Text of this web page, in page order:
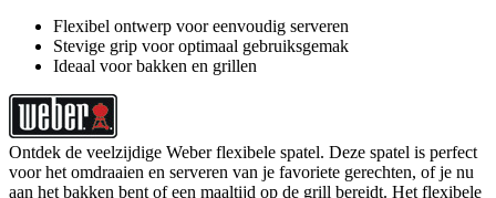
Flexibel ontwerp voor eenvoudig serveren
Stevige grip voor optimaal gebruiksgemak
Ideaal voor bakken en grillen
Ontdek de veelzijdige Weber flexibele spatel. Deze spatel is perfect
voor het omdraaien en serveren van je favoriete gerechten, of je nu
aan het bakken bent of een maaltijd op de grill bereidt. Het flexibele